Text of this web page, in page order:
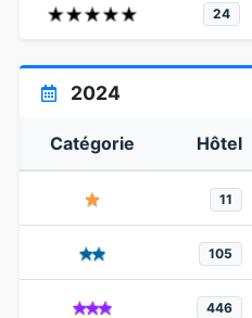
24
2024
Catégorie Hôtel
11
105
446